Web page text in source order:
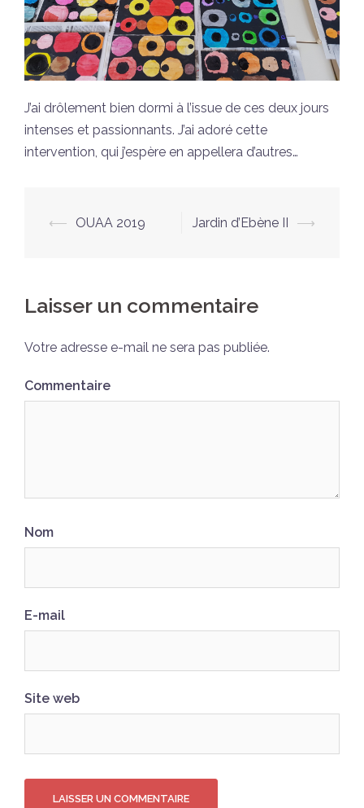
J’ai drôlement bien dormi à l’issue de ces deux jours
intenses et passionnants. J’ai adoré cette
intervention, qui j’espère en appellera d’autres…
Navigation
⟵ OUAA 2019 Jardin d’Ebène II ⟶
Laisser un commentaire
Votre adresse e-mail ne sera pas publiée.
Commentaire
Nom
E-mail
Site web